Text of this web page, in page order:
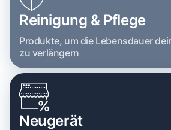
Reinigung & Pflege
Produkte, um die Lebensdauer
zu verlängern
Neugerät